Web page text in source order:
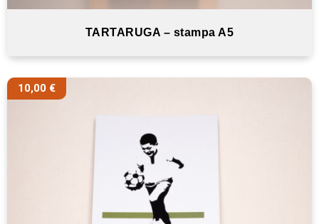
TARTARUGA – stampa A5
10,00 €